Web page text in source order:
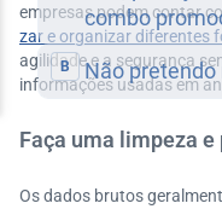
empresas podem contar
zar e organizar diferentes
agilidade e a segurança
informações usadas em
Faça uma limpeza e
Os dados brutos